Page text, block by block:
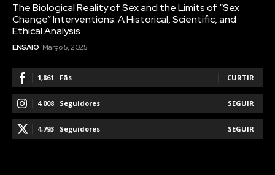
The Biological Reality of Sex and the Limits of “Sex
Change” Interventions: A Historical, Scientific, and
Ethical Analysis
ENSAIO Março 5, 2025
1,861 Fãs CURTIR
4,008 Seguidores SEGUIR
4,793 Seguidores SEGUIR